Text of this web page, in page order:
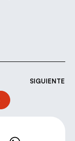
SIGUIENTE